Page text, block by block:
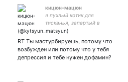
кицюн-мацюн
я пухлый котик для
тисканья, запертый в
мужском теле. ^◔ᴥ◔^
RT Ты мастурбируешь, потому что
возбужден или потому что у тебя
депрессия и тебе нужен дофамин?